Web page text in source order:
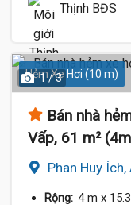
Thịnh BĐS
Hẻm Xe Hơi (10 m)
1 / 3
Bán nhà
Vấp, 61 m²
Phan Huy Ích,
Rộng: 4 m x